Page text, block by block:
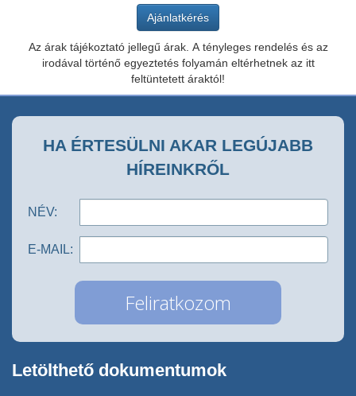
Az árak tájékoztató jellegű árak. A tényleges rendelés és az
irodával történő egyeztetés folyamán eltérhetnek az itt
feltüntetett áraktól!
HA ÉRTESÜLNI AKAR LEGÚJABB
HÍREINKRŐL
NÉV:
E-MAIL:
Letölthető dokumentumok